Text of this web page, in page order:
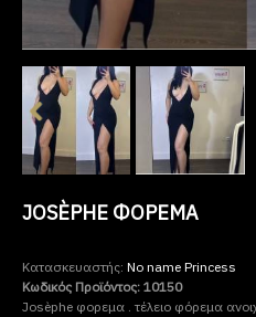
JOSÈPHE ΦΟΡΕΜΑ
Κατασκευαστής: No name Princess
Κωδικός Προϊόντος: 10150
Josèphe φορεμα . τέλειο φόρεμα